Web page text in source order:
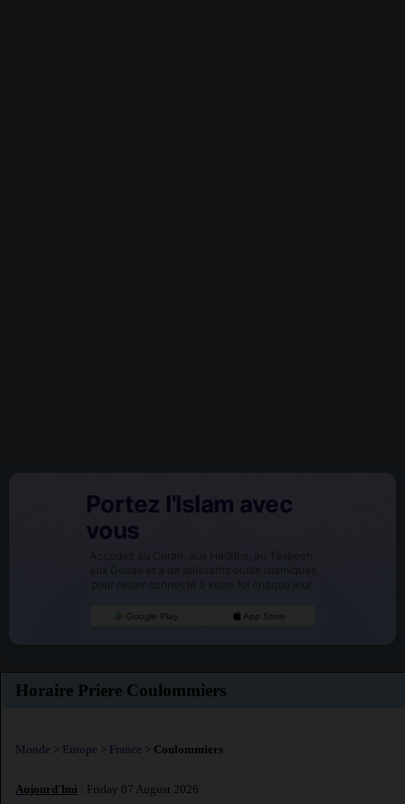
Portez l'Islam avec
vous
Accédez au Coran, aux Hadiths, au Tasbeeh,
aux Douas et à de puissants outils islamiques
pour rester connecté à votre foi chaque jour.
Google Play App Store
Horaire Priere Coulommiers
Monde > Europe > France > Coulommiers
Aujourd'hui : Friday 07 August 2026